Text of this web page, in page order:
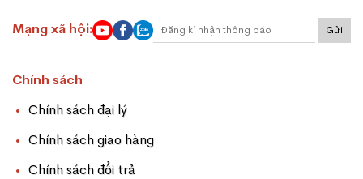
Mạng xã hội: Gửi
Chính sách
Chính sách đại lý
Chính sách giao hàng
Chính sách đổi trả